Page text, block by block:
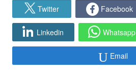
Twitter Facebook
Linkedin Whatsapp
Email